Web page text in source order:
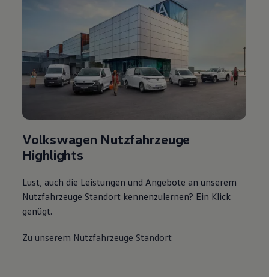
Volkswagen Nutzfahrzeuge
Highlights
Lust, auch die Leistungen und Angebote an unserem
Nutzfahrzeuge Standort kennenzulernen? Ein Klick
genügt.
Zu unserem Nutzfahrzeuge Standort